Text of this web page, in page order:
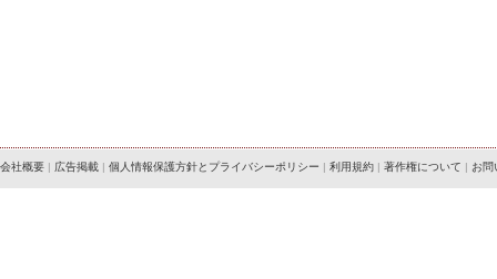
会社概要 | 広告掲載 | 個人情報保護方針とプライバシーポリシー | 利用規約 | 著作権について | お問